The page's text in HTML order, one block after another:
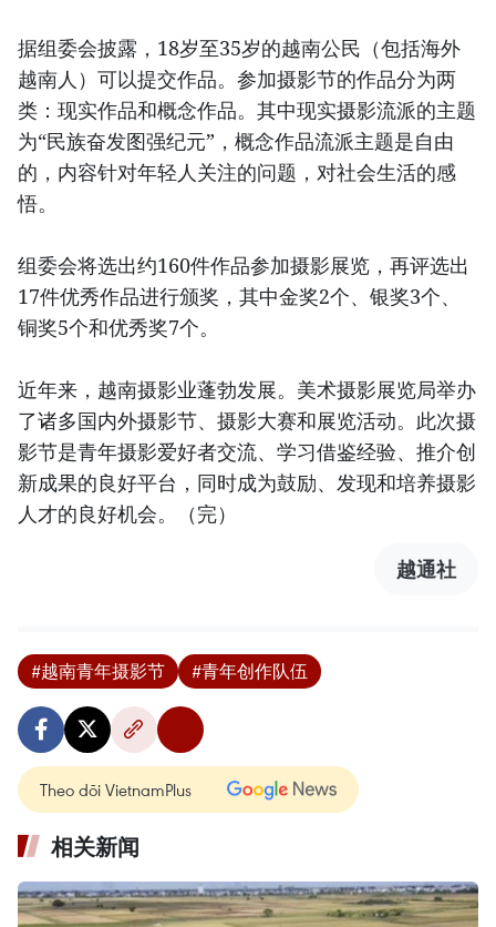
据组委会披露，18岁至35岁的越南公民（包括海外
越南人）可以提交作品。参加摄影节的作品分为两
类：现实作品和概念作品。其中现实摄影流派的主题
为“民族奋发图强纪元”，概念作品流派主题是自由
的，内容针对年轻人关注的问题，对社会生活的感
悟。
组委会将选出约160件作品参加摄影展览，再评选出
17件优秀作品进行颁奖，其中金奖2个、银奖3个、
铜奖5个和优秀奖7个。
近年来，越南摄影业蓬勃发展。美术摄影展览局举办
了诸多国内外摄影节、摄影大赛和展览活动。此次摄
影节是青年摄影爱好者交流、学习借鉴经验、推介创
新成果的良好平台，同时成为鼓励、发现和培养摄影
人才的良好机会。（完）
越通社
#越南青年摄影节 #青年创作队伍
Theo dõi VietnamPlus
相关新闻